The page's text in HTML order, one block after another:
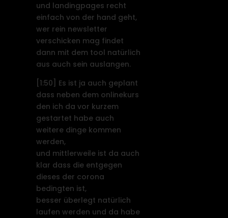
und landingpages recht
einfach von der hand geht,
wer rein newsletter
verschicken mag findet
dann mit dem tool natürlich
aus auch sein auslangen.
[1:50]
Es ist ja auch geplant
dass neben dem onlinekurs
den ich da vor kurzem
gestartet habe auch
weitere dinge kommen
werden,
und mittlerweile ist da auch
klar dass die entgegen
dieses der corona
bedingten ist,
besser überlegt natürlich
laufen werden und da habe